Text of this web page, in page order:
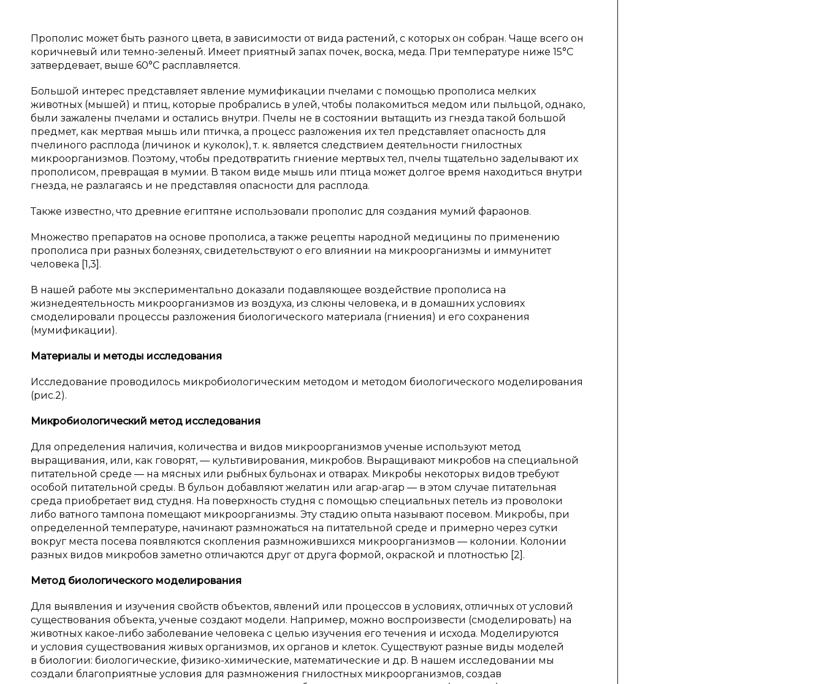
Прополис может быть разного цвета, в зависимости от вида растений, с которых он собран. Чаще всего он
коричневый или темно-зеленый. Имеет приятный запах почек, воска, меда. При температуре ниже 15°С
затвердевает, выше 60°С расплавляется.
Большой интерес представляет явление мумификации пчелами с помощью прополиса мелких
животных (мышей) и птиц, которые пробрались в улей, чтобы полакомиться медом или пыльцой, однако,
были зажалены пчелами и остались внутри. Пчелы не в состоянии вытащить из гнезда такой большой
предмет, как мертвая мышь или птичка, а процесс разложения их тел представляет опасность для
пчелиного расплода (личинок и куколок), т. к. является следствием деятельности гнилостных
микроорганизмов. Поэтому, чтобы предотвратить гниение мертвых тел, пчелы тщательно заделывают их
прополисом, превращая в мумии. В таком виде мышь или птица может долгое время находиться внутри
гнезда, не разлагаясь и не представляя опасности для расплода.
Также известно, что древние египтяне использовали прополис для создания мумий фараонов.
Множество препаратов на основе прополиса, а также рецепты народной медицины по применению
прополиса при разных болезнях, свидетельствуют о его влиянии на микроорганизмы и иммунитет
человека [1,3].
В нашей работе мы экспериментально доказали подавляющее воздействие прополиса на
жизнедеятельность микроорганизмов из воздуха, из слюны человека, и в домашних условиях
смоделировали процессы разложения биологического материала (гниения) и его сохранения
(мумификации).
Материалы и методы исследования
Исследование проводилось микробиологическим методом и методом биологического моделирования
(рис.2).
Микробиологический метод исследования
Для определения наличия, количества и видов микроорганизмов ученые используют метод
выращивания, или, как говорят, — культивирования, микробов. Выращивают микробов на специальной
питательной среде — на мясных или рыбных бульонах и отварах. Микробы некоторых видов требуют
особой питательной среды. В бульон добавляют желатин или агар-агар — в этом случае питательная
среда приобретает вид студня. На поверхность студня с помощью специальных петель из проволоки
либо ватного тампона помещают микроорганизмы. Эту стадию опыта называют посевом. Микробы, при
определенной температуре, начинают размножаться на питательной среде и примерно через сутки
вокруг места посева появляются скопления размножившихся микроорганизмов — колонии. Колонии
разных видов микробов заметно отличаются друг от друга формой, окраской и плотностью [2].
Метод биологического моделирования
Для выявления и изучения свойств объектов, явлений или процессов в условиях, отличных от условий
существования объекта, ученые создают модели. Например, можно воспроизвести (смоделировать) на
животных какое-либо заболевание человека с целью изучения его течения и исхода. Моделируются
и условия существования живых организмов, их органов и клеток. Существуют разные виды моделей
в биологии: биологические, физико-химические, математические и др. В нашем исследовании мы
создали благоприятные условия для размножения гнилостных микроорганизмов, создав